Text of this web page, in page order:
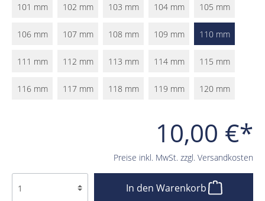
10,00 €*
Preise inkl. MwSt. zzgl. Versandkosten
101 mm 102 mm 103 mm 104 mm 105 mm
106 mm 107 mm 108 mm 109 mm 110 mm
111 mm 112 mm 113 mm 114 mm 115 mm
116 mm 117 mm 118 mm 119 mm 120 mm
In den Warenkorb